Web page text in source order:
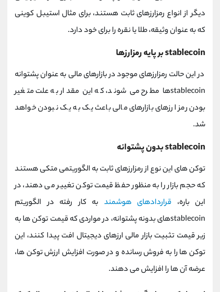
دیگر از انواع رمزارزهای ثابت هستند، برای مثال استیبل کوینی
که به عنوان وثیقه، طلا یا نقره را برای خود دارد.
stablecoin بر پایه رمزارزها
در این حالت رمزارزهای موجود در بازارهای مالی به عنوان پشتوانه
stablecoinها مطرح می شوند، که این مقدار به علت متغیر
بودن رمز ارزهای بازارهای مالی باعث یک به یک نبودن خواهد
شد.
stablecoin بدون پشتوانه
توکن های این نوع از رمزارزهای ثابت به الگوریتمی متکی هستند
که حجم بازار را به منظور حفظ قیمت توکن تغییر می دهند، در
این باره، قراردادهای هوشمند به کار رفته در الگوریتم
stablecoinهای بدونه پشتوانه، در مواردی که قیمت توکن ها به
زیر قیمت تثبیت بازار مالی ارزهای دیجیتال افت پیدا کنند، این
توکن ها را به فروش رسانده و در صورت افزایش ارزش توکن ها،
عرضه آن ها را افزایش می دهند.